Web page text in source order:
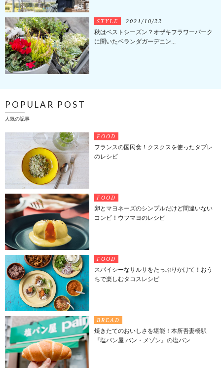
STYLE 2021/10/22
秋はベストシーズン？オザキフラワーパーク
に聞いたベランダガーデニン...
POPULAR POST
人気の記事
FOOD
フランスの国民食！クスクスを使ったタブレ
のレシピ
FOOD
卵とマヨネーズのシンプルだけど間違いない
コンビ！ウフマヨのレシピ
FOOD
スパイシーなサルサをたっぷりかけて！おう
ちで楽しむタコスレシピ
BREAD
焼きたてのおいしさを堪能！本所吾妻橋駅
『塩パン屋 パン・メゾン』の塩パン